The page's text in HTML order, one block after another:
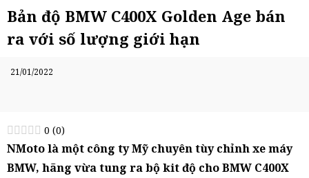
Bản độ BMW C400X Golden Age bán
ra với số lượng giới hạn
21/01/2022
0 (0)
NMoto là một công ty Mỹ chuyên tùy chỉnh xe máy
BMW, hãng vừa tung ra bộ kit độ cho BMW C400X